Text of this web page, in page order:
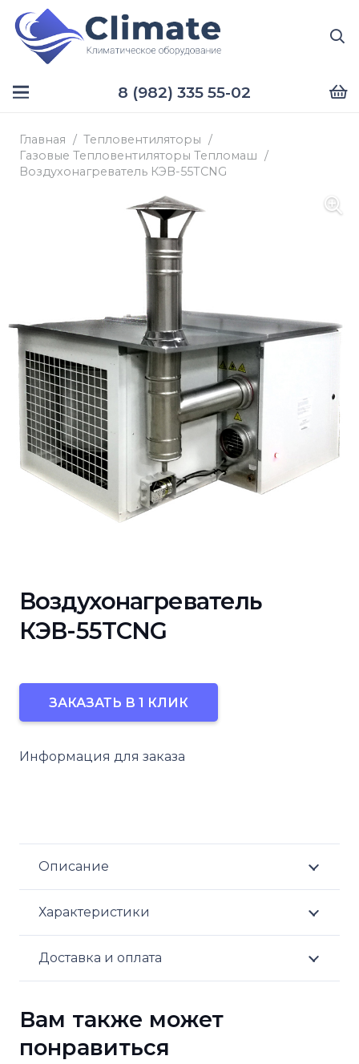
8 (982) 335 55-02
Главная / Тепловентиляторы /
Газовые Тепловентиляторы Тепломаш /
Воздухонагреватель КЭВ-55TСNG
Воздухонагреватель
КЭВ-55TСNG
ЗАКАЗАТЬ В 1 КЛИК
Информация для заказа
Описание
Характеристики
Доставка и оплата
Вам также может
понравиться